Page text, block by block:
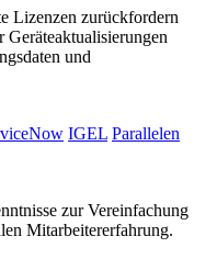
Lizenzen zurückfordern
Geräteaktualisierungen
und
IGEL Parallelen
zur Vereinfachung
Mitarbeitererfahrung.